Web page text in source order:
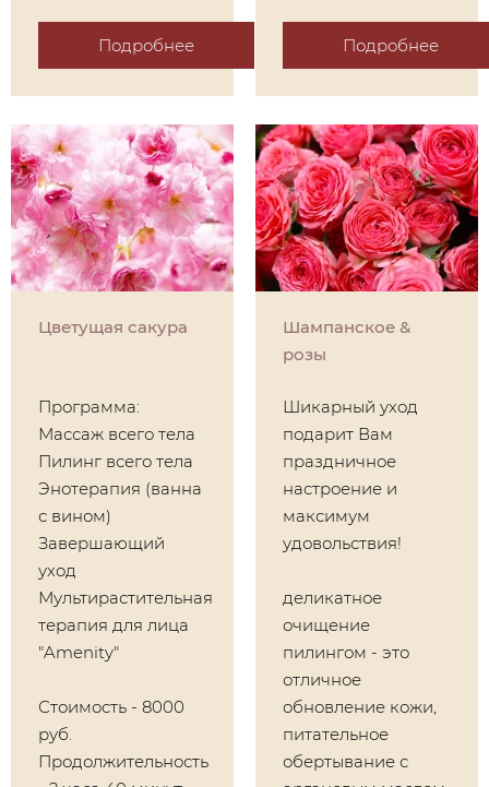
Подробнее Подробнее
Цветущая сакура
Программа:
Массаж всего тела
Пилинг всего тела
Энотерапия (ванна
с вином)
Завершающий
уход
Мультирастительная
терапия для лица
"Amenity"
Стоимость - 8000
руб.
Продолжительность
Шампанское &
розы
Шикарный уход
подарит Вам
праздничное
настроение и
максимум
удовольствия!
деликатное
очищение
пилингом - это
отличное
обновление кожи,
питательное
обертывание с